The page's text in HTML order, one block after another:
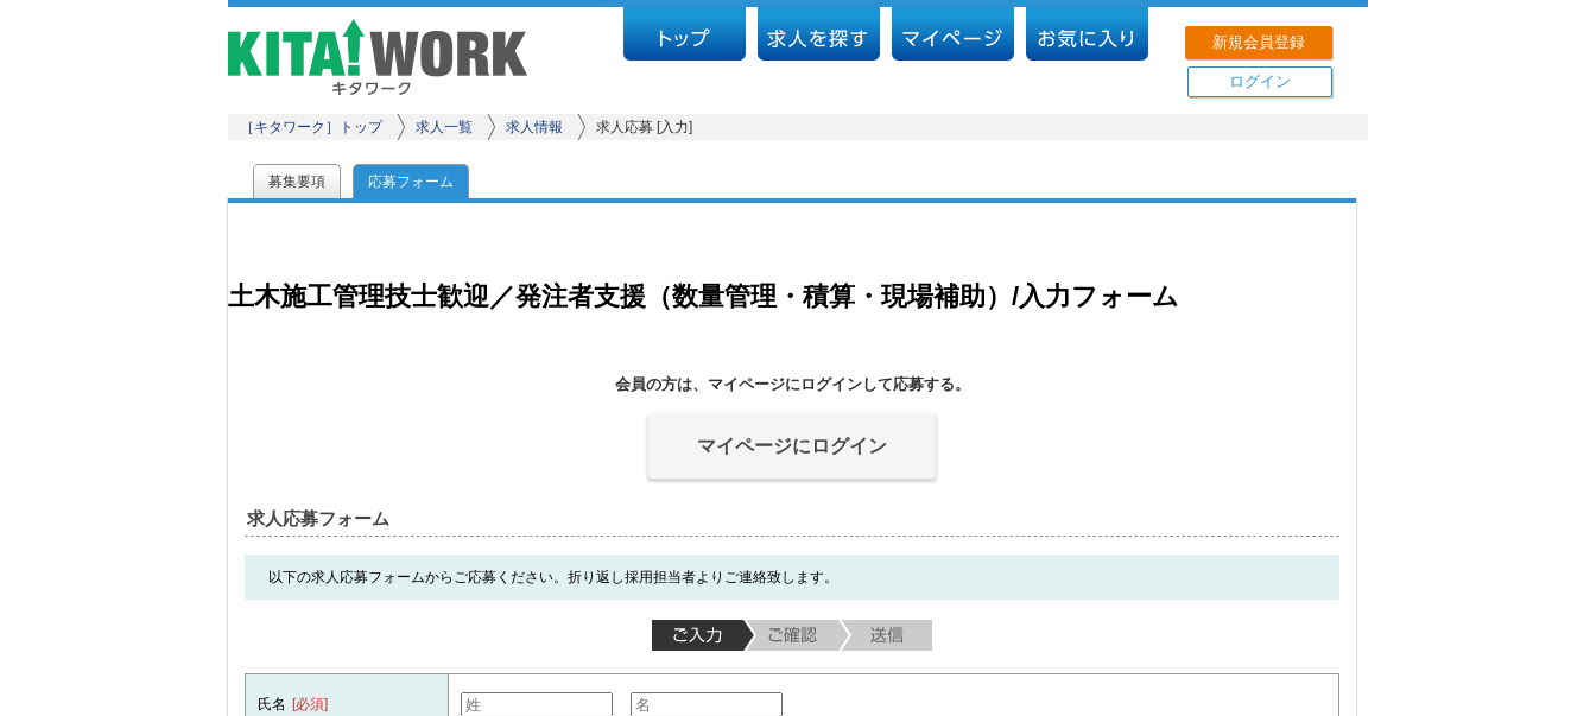
新規会員登録
ログイン
［キタワーク］トップ 求人一覧 求人情報 求人応募 [入力]
募集要項 応募フォーム
土木施工管理技士歓迎／発注者支援（数量管理・積算・現場補助）/入力フォーム
会員の方は、マイページにログインして応募する。
マイページにログイン
求人応募フォーム
以下の求人応募フォームからご応募ください。折り返し採用担当者よりご連絡致します。
氏名 [必須]